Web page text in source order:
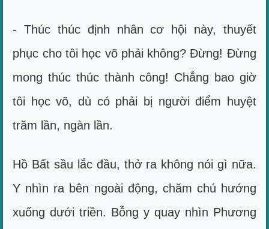
- Thúc thúc định nhân cơ hội này, thuyết
phục cho tôi học võ phải không? Đừng! Đừng
mong thúc thúc thành công! Chẳng bao giờ
tôi học võ, dù có phải bị người điểm huyệt
trăm lần, ngàn lần.
Hồ Bất sầu lắc đầu, thở ra không nói gì nữa.
Y nhìn ra bên ngoài động, chăm chú hướng
xuống dưới triền. Bỗng y quay nhìn Phương